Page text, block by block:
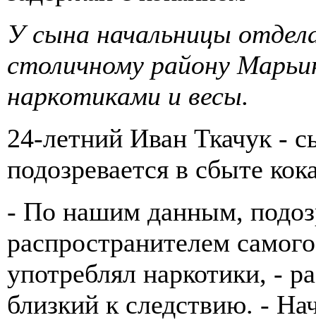
У сына начальницы
столичному району
наркотиками и весы.
24-летний Иван Ткачук -
подозревается в сбыте
- По нашим данным,
распространителем
употреблял наркотики, -
близкий к следствию. -